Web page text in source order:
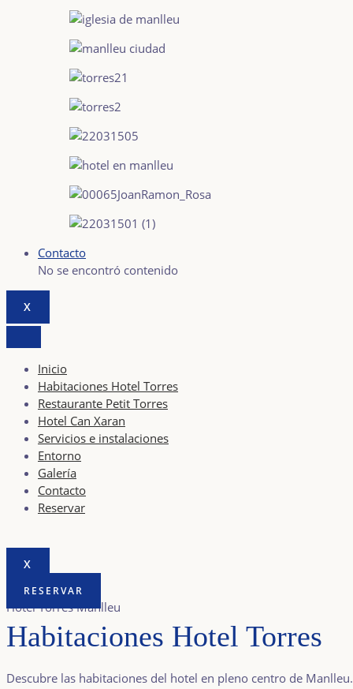
Contacto
No se encontró contenido
X
Inicio
Habitaciones Hotel Torres
Restaurante Petit Torres
Hotel Can Xaran
Servicios e instalaciones
Entorno
Galería
Contacto
Reservar
X
RESERVAR
Hotel Torres Manlleu
Habitaciones Hotel Torres
Descubre las habitaciones del hotel en pleno centro de Manlleu.